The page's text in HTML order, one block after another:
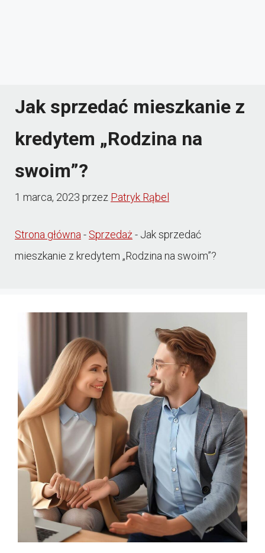
Jak sprzedać mieszkanie z
kredytem „Rodzina na
swoim”?
1 marca, 2023 przez Patryk Rąbel
Strona główna- Sprzedaż- Jak sprzedać
mieszkanie z kredytem „Rodzina na swoim”?